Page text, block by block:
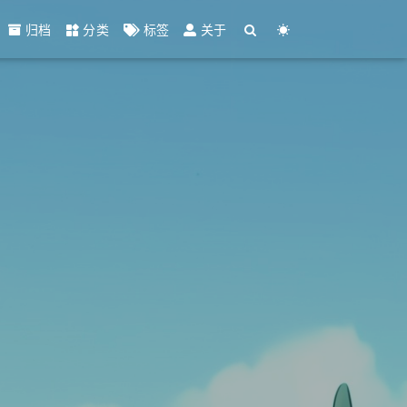
归档 分类 标签 关于